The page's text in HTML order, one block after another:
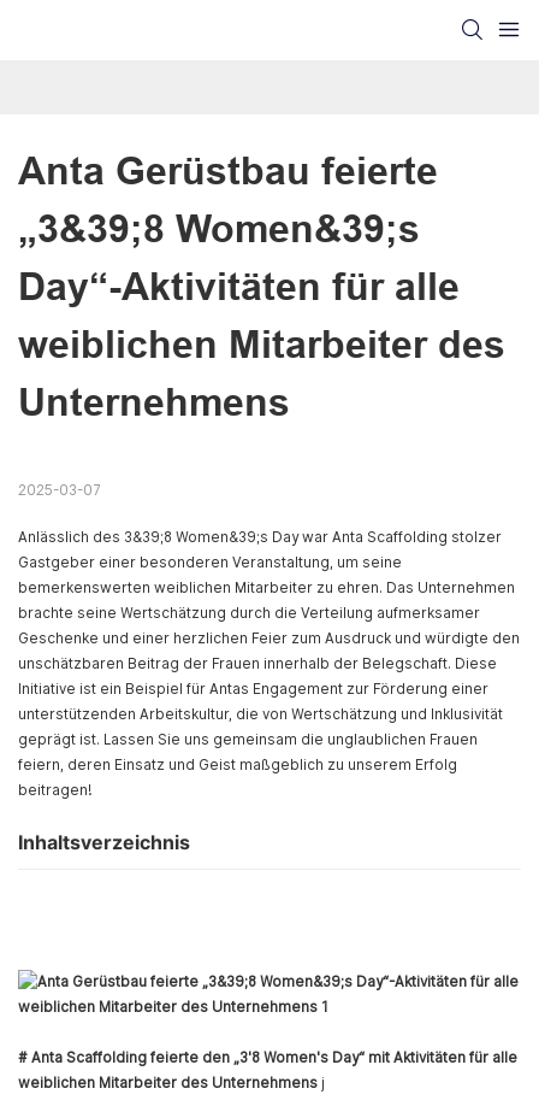
Anta Gerüstbau feierte
„3&39;8 Women&39;s
Day“-Aktivitäten für alle
weiblichen Mitarbeiter des
Unternehmens
2025-03-07
Anlässlich des 3&39;8 Women&39;s Day war Anta Scaffolding stolzer
Gastgeber einer besonderen Veranstaltung, um seine
bemerkenswerten weiblichen Mitarbeiter zu ehren. Das Unternehmen
brachte seine Wertschätzung durch die Verteilung aufmerksamer
Geschenke und einer herzlichen Feier zum Ausdruck und würdigte den
unschätzbaren Beitrag der Frauen innerhalb der Belegschaft. Diese
Initiative ist ein Beispiel für Antas Engagement zur Förderung einer
unterstützenden Arbeitskultur, die von Wertschätzung und Inklusivität
geprägt ist. Lassen Sie uns gemeinsam die unglaublichen Frauen
feiern, deren Einsatz und Geist maßgeblich zu unserem Erfolg
beitragen!
Inhaltsverzeichnis
# Anta Scaffolding feierte den „3'8 Women's Day“ mit Aktivitäten für alle
weiblichen Mitarbeiter des Unternehmens j